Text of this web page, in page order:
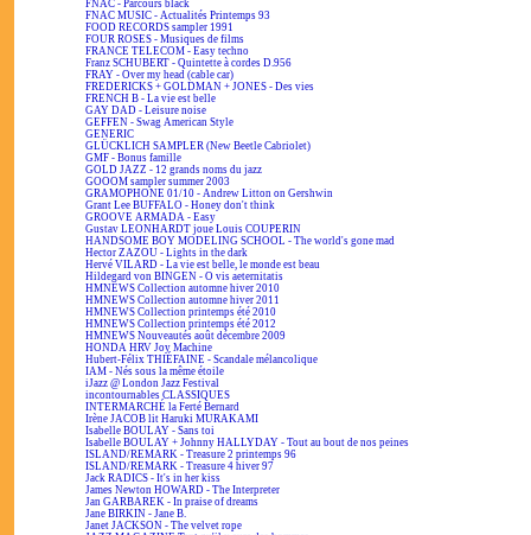
FNAC - Parcours black
FNAC MUSIC - Actualités Printemps 93
FOOD RECORDS sampler 1991
FOUR ROSES - Musiques de films
FRANCE TELECOM - Easy techno
Franz SCHUBERT - Quintette à cordes D.956
FRAY - Over my head (cable car)
FREDERICKS + GOLDMAN + JONES - Des vies
FRENCH B - La vie est belle
GAY DAD - Leisure noise
GEFFEN - Swag American Style
GENERIC
GLÜCKLICH SAMPLER (New Beetle Cabriolet)
GMF - Bonus famille
GOLD JAZZ - 12 grands noms du jazz
GOOOM sampler summer 2003
GRAMOPHONE 01/10 - Andrew Litton on Gershwin
Grant Lee BUFFALO - Honey don't think
GROOVE ARMADA - Easy
Gustav LEONHARDT joue Louis COUPERIN
HANDSOME BOY MODELING SCHOOL - The world's gone mad
Hector ZAZOU - Lights in the dark
Hervé VILARD - La vie est belle, le monde est beau
Hildegard von BINGEN - O vis aeternitatis
HMNEWS Collection automne hiver 2010
HMNEWS Collection automne hiver 2011
HMNEWS Collection printemps été 2010
HMNEWS Collection printemps été 2012
HMNEWS Nouveautés août décembre 2009
HONDA HRV Joy Machine
Hubert-Félix THIÉFAINE - Scandale mélancolique
IAM - Nés sous la même étoile
iJazz @ London Jazz Festival
incontournables CLASSIQUES
INTERMARCHÉ la Ferté Bernard
Irène JACOB lit Haruki MURAKAMI
Isabelle BOULAY - Sans toi
Isabelle BOULAY + Johnny HALLYDAY - Tout au bout de nos peines
ISLAND/REMARK - Treasure 2 printemps 96
ISLAND/REMARK - Treasure 4 hiver 97
Jack RADICS - It's in her kiss
James Newton HOWARD - The Interpreter
Jan GARBAREK - In praise of dreams
Jane BIRKIN - Jane B.
Janet JACKSON - The velvet rope